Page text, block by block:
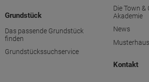
Grundstück
Das passende Grundstück
finden
Grundstückssuchservice
Die Town
Akademie
News
Kontakt